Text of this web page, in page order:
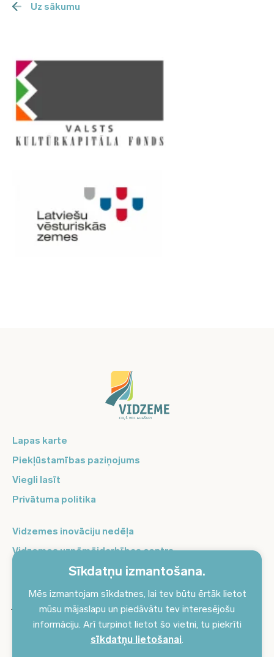
Sīkdatņu izmantošana.
Mēs izmantojam sīkdatnes, lai tev būtu ērtāk lietot
mūsu mājaslapu un piedāvātu tev interesējošu
informāciju. Arī turpinot lietot šo vietni, tu piekrīti
sīkdatņu lietošanai.
Uz sākumu
Lapas karte
Piekļūstamības paziņojums
Viegli lasīt
Privātuma politika
Vidzemes inovāciju nedēļa
Vidzemes uzņēmējdarbības centrs
Balso Vidzeme
Pierakstieties jaunumiem un saņemiet aktuālākos
jaunumus savā e-pastā!
Pieteikties jaunumiem